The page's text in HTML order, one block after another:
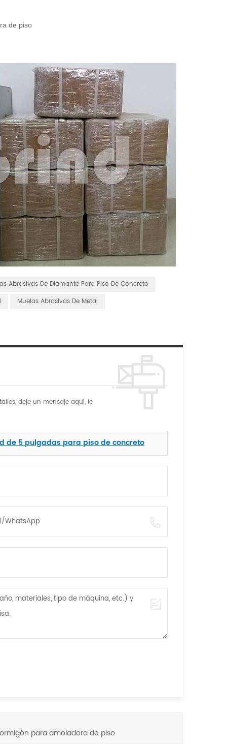
de piso
Abrasivas De Diamante Para Piso De Concreto
Muelas Abrasivas De Metal
deje un mensaje aquí, le
de 5 pulgadas para piso de concreto
para amoladora de piso